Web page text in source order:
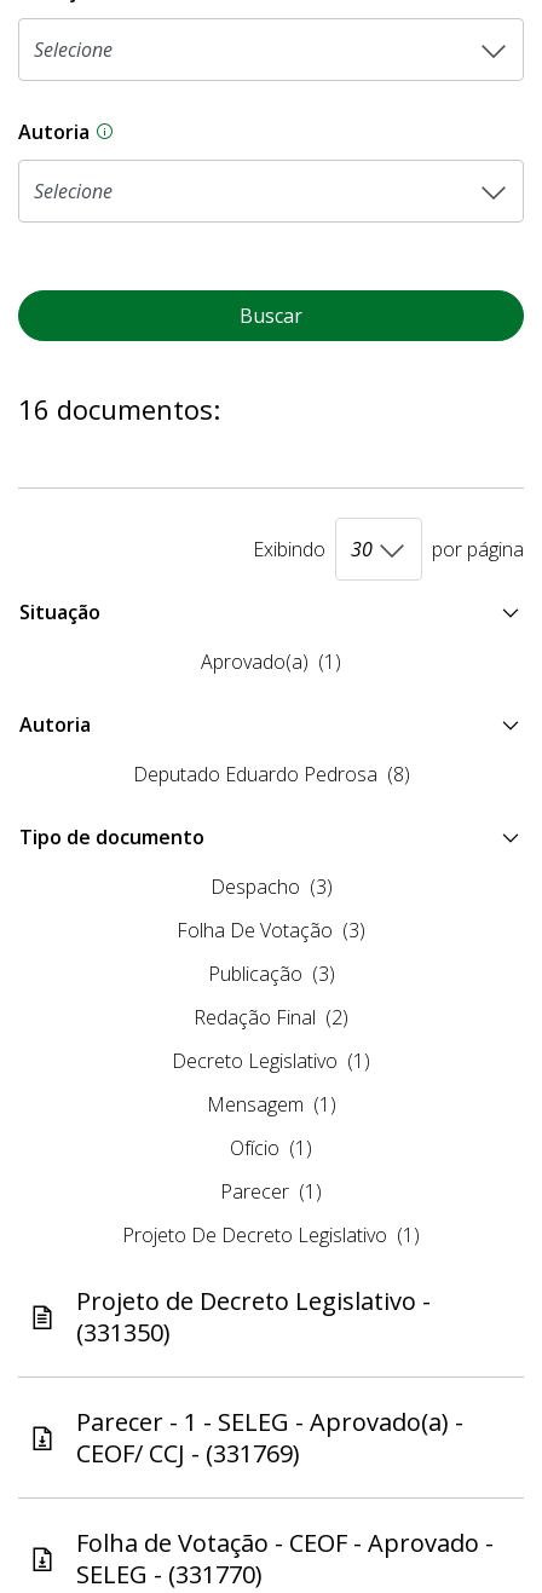
Autoria As proposições legislativas na CLDF podem
Buscar
16 documentos:
Exibindo por página
Situação
Aprovado(a) (1)
Autoria
Deputado Eduardo Pedrosa (8)
Tipo de documento
Despacho (3)
Folha De Votação (3)
Publicação (3)
Redação Final (2)
Decreto Legislativo (1)
Mensagem (1)
Ofício (1)
Parecer (1)
Projeto De Decreto Legislativo (1)
Projeto de Decreto Legislativo -
(331350)
Parecer - 1 - SELEG - Aprovado(a) -
CEOF/ CCJ - (331769)
Folha de Votação - CEOF - Aprovado -
SELEG - (331770)